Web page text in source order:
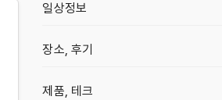
일상정보
장소, 후기
제품, 테크